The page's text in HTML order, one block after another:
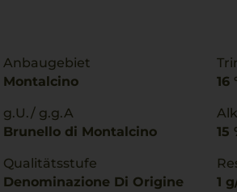
Anbaugebiet
Montalcino
g.U./ g.g.A
Brunello di Montalcino
Qualitätsstufe
Denominazione Di Origine
16
15
1